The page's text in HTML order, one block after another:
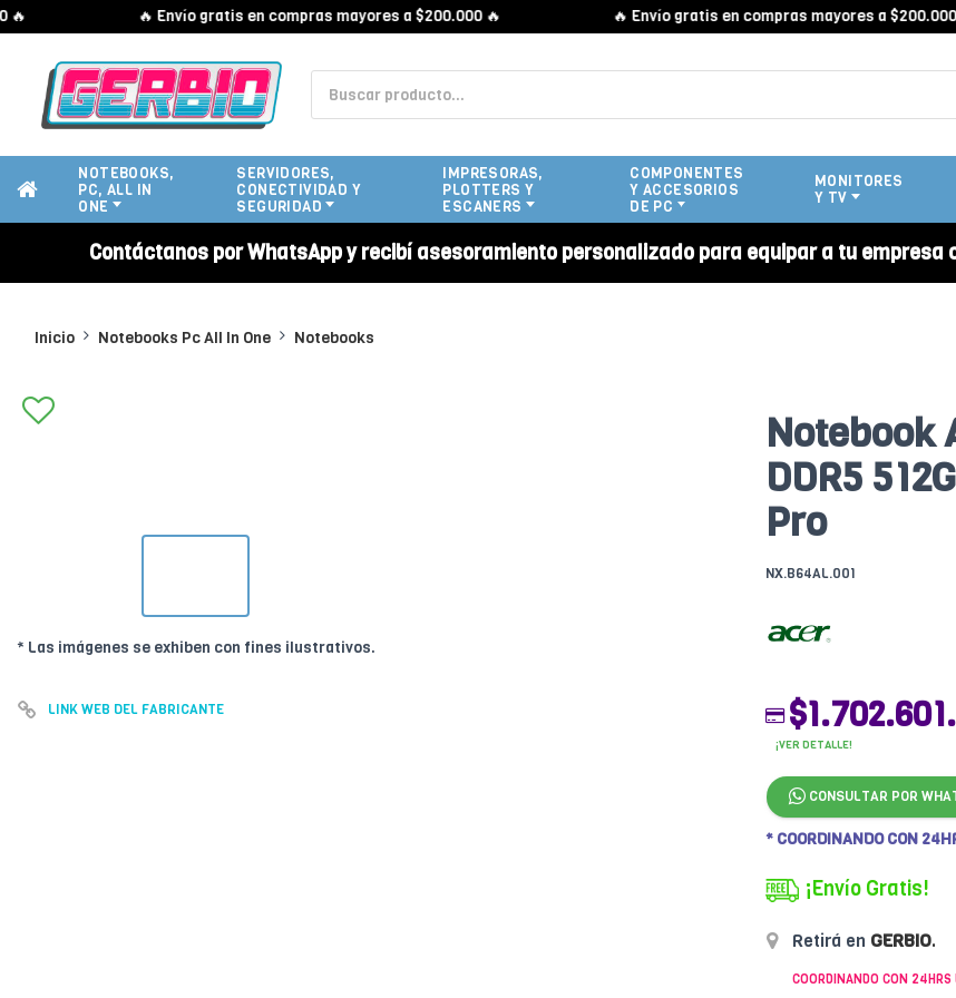
🔥 Envío gratis en compras mayores a $200.000 🔥 🔥 Envío gratis en compras mayores a $200.000 🔥
NOTEBOOKS,
PC, ALL IN
ONE
SERVIDORES,
CONECTIVIDAD Y
SEGURIDAD
IMPRESORAS,
PLOTTERS Y
ESCANERS
COMPONENTES
Y ACCESORIOS
DE PC
MONITORES
Y TV
Contáctanos por WhatsApp y recibí asesoramiento personalizado para equipar a tu
Inicio Notebooks Pc All In One Notebooks
* Las imágenes se exhiben con fines ilustrativos.
LINK WEB DEL FABRICANTE
Notebook
DDR5
Pro
NX.B64AL.001
¡VER DETALLE!
CONSULTAR POR
* COORDINANDO CON
¡Envío Gratis!
Retirá en GERBIO.
COORDINANDO CON